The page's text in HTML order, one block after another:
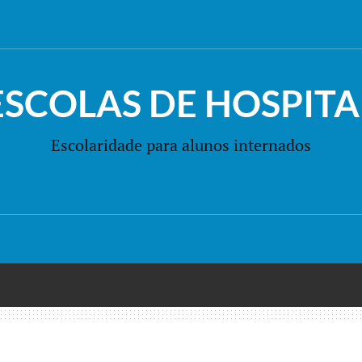
DE
Escolaridade para alunos internados